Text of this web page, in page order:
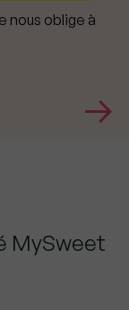
nous oblige à
MySweet